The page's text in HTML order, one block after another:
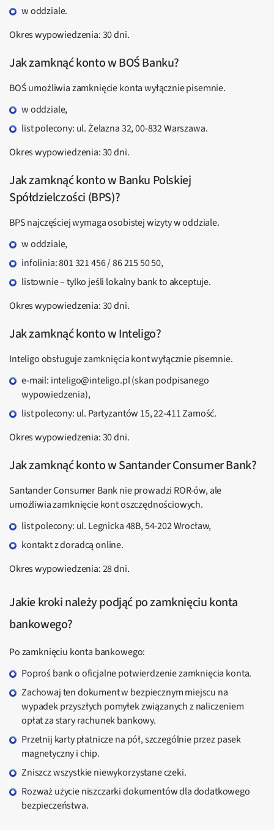
w oddziale.
Okres wypowiedzenia: 30 dni.
Jak zamknąć konto w BOŚ Banku?
BOŚ umożliwia zamknięcie konta wyłącznie pisemnie.
w oddziale,
list polecony: ul. Żelazna 32, 00-832 Warszawa.
Okres wypowiedzenia: 30 dni.
Jak zamknąć konto w Banku Polskiej
Spółdzielczości (BPS)?
BPS najczęściej wymaga osobistej wizyty w oddziale.
w oddziale,
infolinia: 801 321 456 / 86 215 50 50,
listownie – tylko jeśli lokalny bank to akceptuje.
Okres wypowiedzenia: 30 dni.
Jak zamknąć konto w Inteligo?
Inteligo obsługuje zamknięcia kont wyłącznie pisemnie.
e-mail: inteligo@inteligo.pl (skan podpisanego
wypowiedzenia),
list polecony: ul. Partyzantów 15, 22-411 Zamość.
Okres wypowiedzenia: 30 dni.
Jak zamknąć konto w Santander Consumer Bank?
Santander Consumer Bank nie prowadzi ROR-ów, ale
umożliwia zamknięcie kont oszczędnościowych.
list polecony: ul. Legnicka 48B, 54-202 Wrocław,
kontakt z doradcą online.
Okres wypowiedzenia: 28 dni.
Jakie kroki należy podjąć po zamknięciu konta
bankowego?
Po zamknięciu konta bankowego:
Poproś bank o oficjalne potwierdzenie zamknięcia konta.
Zachowaj ten dokument w bezpiecznym miejscu na
wypadek przyszłych pomyłek związanych z naliczeniem
opłat za stary rachunek bankowy.
Przetnij karty płatnicze na pół, szczególnie przez pasek
magnetyczny i chip.
Zniszcz wszystkie niewykorzystane czeki.
Rozważ użycie niszczarki dokumentów dla dodatkowego
bezpieczeństwa.